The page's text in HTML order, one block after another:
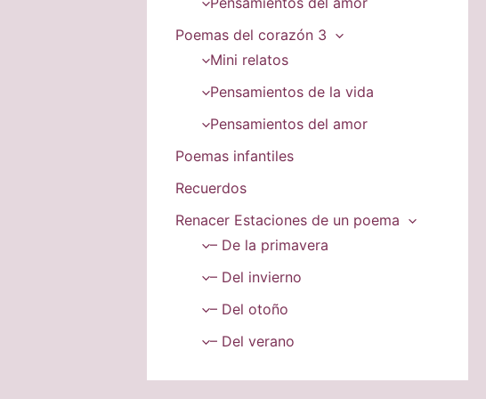
Poemas del corazón 3
Mini relatos
Pensamientos de la vida
Pensamientos del amor
Poemas infantiles
Recuerdos
Renacer Estaciones de un poema
– De la primavera
– Del invierno
– Del otoño
– Del verano